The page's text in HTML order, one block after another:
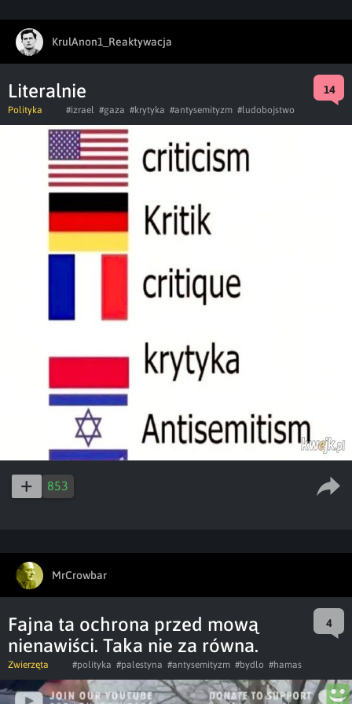
KrulAnon1_Reaktywacja
Literalnie 14
Polityka #izrael #gaza #krytyka #antysemityzm #ludobojstwo
853
MrCrowbar
Fajna ta ochrona przed mową
nienawiści. Taka nie za równa.
4
Zwierzęta #polityka #palestyna #antysemityzm #bydlo #hamas